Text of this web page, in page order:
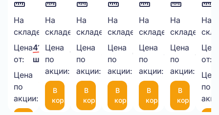
Скотч
48мм*50М,
40мкм
прозрачный
На
складе:
2006
шт.
Цена
от:
41,00 ₽/
шт.
Цена
по
акции:
35,00 ₽/
Двухслойный
картон
в
рулоне
1050*25М
На
складе:
91
шт.
Цена
по
акции:
1 000,00 ₽/
шт.
В
корзину
Стрейч-
пленка
500*20МКМ*1,3кг
НЕТТО
На
складе:
261
шт.
Цена
по
акции:
335,00 ₽/
шт.
В
корзину
ПАКЕТ
ИЗ
ВПП
3-
10-
75
(300*200мм)
На
складе:
3343
шт.
Цена
по
акции:
6,50 ₽/
шт.
В
корзину
Курьерский
пакет
340х460
50
мкм
На
складе:
1469
шт.
Цена
по
акции:
8,45 ₽/
шт.
В
корзину
Шнур
6
мм
с
35
см
На
складе:
500
шт.
Цена
по
акции:
4,00
шт.
В
корзину
На
от:
по